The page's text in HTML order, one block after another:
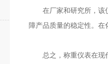
在厂家和研究所，该仪
障产品质量的稳定性。
总之，称重仪表在现代